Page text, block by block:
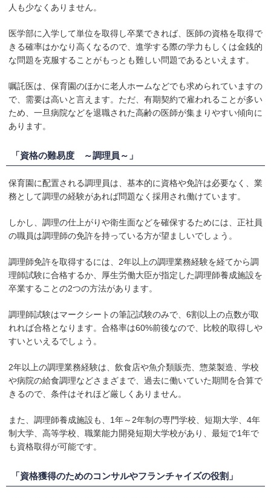
人も少なくありません。
医学部に入学して単位を取得し卒業できれば、医師の資格を取得で
きる確率はかなり高くなるので、進学する際の学力もしくは金銭的
な問題を克服することがもっとも難しい問題であるといえます。
嘱託医は、保育園のほかに老人ホームなどでも求められていますの
で、需要は高いと言えます。ただ、有期契約で雇われることが多い
ため、一旦病院などを退職された高齢の医師が集まりやすい傾向に
あります。
「資格の難易度 ～調理員～」
保育園に配置される調理員は、基本的に資格や免許は必要なく、業
務として調理の経験があれば問題なく採用され働けています。
しかし、調理の仕上がりや衛生面などを確保するためには、正社員
の職員は調理師の免許を持っている方が望ましいでしょう。
調理師免許を取得するには、2年以上の調理業務経験を経てから調
理師試験に合格するか、厚生労働大臣が指定した調理師養成施設を
卒業することの2つの方法があります。
調理師試験はマークシートの筆記試験のみで、6割以上の点数が取
れれば合格となります。合格率は60%前後なので、比較的取得しや
すいといえるでしょう。
2年以上の調理業務経験は、飲食店や魚介類販売、惣菜製造、学校
や病院の給食調理などさまざまで、過去に働いていた期間を合算で
きるので、条件はそれほど厳しくありません。
また、調理師養成施設も、1年～2年制の専門学校、短期大学、4年
制大学、高等学校、職業能力開発短期大学校があり、最短で1年で
も資格取得が可能です。
「資格獲得のためのコンサルやフランチャイズの役割」